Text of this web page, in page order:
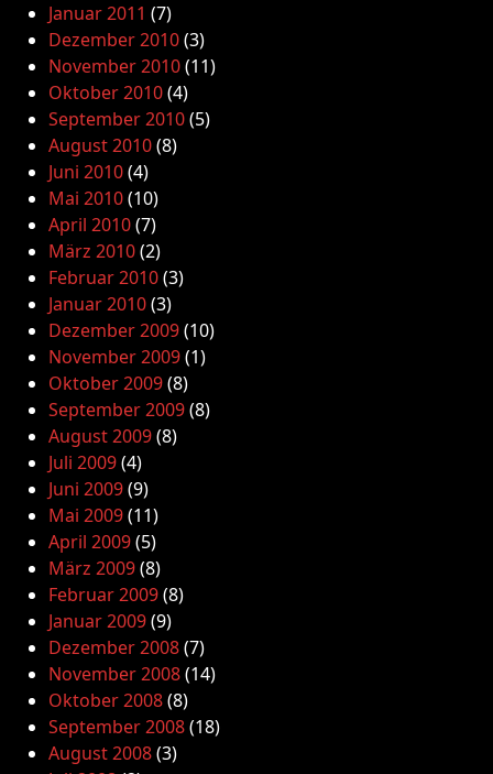
Januar 2011 (7)
Dezember 2010(3)
November 2010(11)
Oktober 2010(4)
September 2010(5)
August 2010(8)
Juni 2010(4)
Mai 2010(10)
April 2010(7)
März 2010(2)
Februar 2010(3)
Januar 2010(3)
Dezember 2009(10)
November 2009(1)
Oktober 2009(8)
September 2009(8)
August 2009(8)
Juli 2009(4)
Juni 2009(9)
Mai 2009(11)
April 2009(5)
März 2009(8)
Februar 2009(8)
Januar 2009(9)
Dezember 2008(7)
November 2008(14)
Oktober 2008(8)
September 2008(18)
August 2008(3)